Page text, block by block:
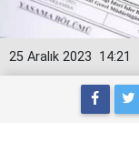
14:21
25 Aralık 2023